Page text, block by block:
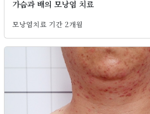
가슴과 배의 모낭염 치료
모낭염치료 기간 2개월